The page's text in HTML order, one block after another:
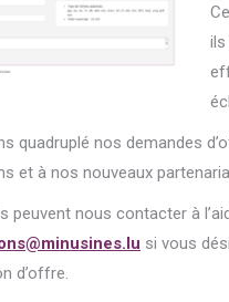
ils
quadruplé nos demandes
et à nos nouveaux
peuvent nous contacter à
si vous
d’offre.